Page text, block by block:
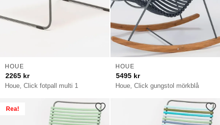
Houe, Click fotpall multi 1
HOUE
2265 kr
Houe, Click gungstol mörkblå
HOUE
5495 kr
Rea!